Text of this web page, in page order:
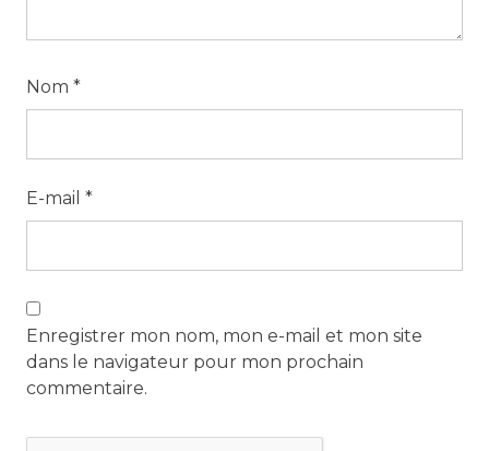
Nom *
E-mail *
Enregistrer mon nom, mon e-mail et mon site
dans le navigateur pour mon prochain
commentaire.